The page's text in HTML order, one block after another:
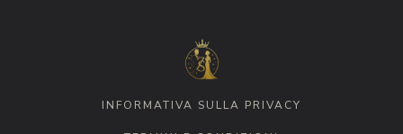
INFORMATIVA SULLA PRIVACY